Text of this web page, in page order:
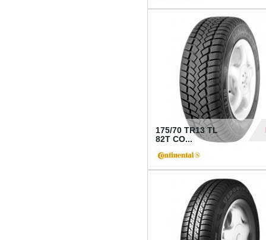
175/70 TR13 TL
82T CO...